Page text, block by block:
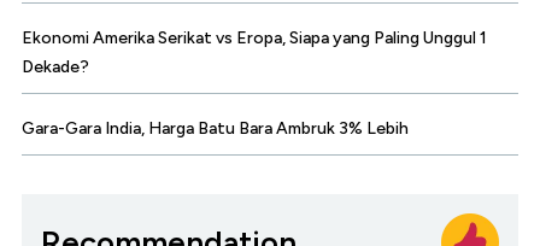
Ekonomi Amerika Serikat vs Eropa, Siapa yang Paling Unggul 1
Dekade?
Gara-Gara India, Harga Batu Bara Ambruk 3% Lebih